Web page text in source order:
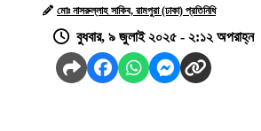
মোঃ নাসরুল্লাহ সাকিব, রামপুরা (ঢাকা) প্রতিনিধি
বুধবার, ৯ জুলাই ২০২৫ - ২:১২ অপরাহ্ন